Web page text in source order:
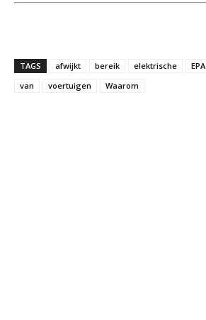
TAGS afwijkt bereik elektrische
van
voertuigen Waarom